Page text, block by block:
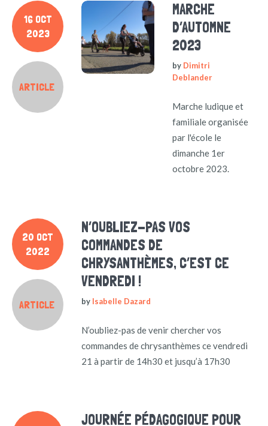
16 OCT
2023
ARTICLE
MARCHE
D’AUTOMNE
2023
by Dimitri
Deblander
Marche ludique et
familiale organisée
par l'école le
dimanche 1er
octobre 2023.
20 OCT
2022
ARTICLE
N’OUBLIEZ-PAS VOS
COMMANDES DE
CHRYSANTHÈMES, C’EST CE
VENDREDI !
by Isabelle Dazard
N’oubliez-pas de venir chercher vos
commandes de chrysanthèmes ce vendredi
21 à partir de 14h30 et jusqu’à 17h30
JOURNÉE PÉDAGOGIQUE POUR